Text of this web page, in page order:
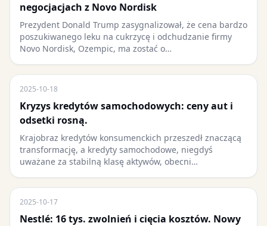
negocjacjach z Novo Nordisk
Prezydent Donald Trump zasygnalizował, że cena bardzo
poszukiwanego leku na cukrzycę i odchudzanie firmy
Novo Nordisk, Ozempic, ma zostać o…
2025-10-18
Kryzys kredytów samochodowych: ceny aut i
odsetki rosną.
Krajobraz kredytów konsumenckich przeszedł znaczącą
transformację, a kredyty samochodowe, niegdyś
uważane za stabilną klasę aktywów, obecni…
2025-10-17
Nestlé: 16 tys. zwolnień i cięcia kosztów. Nowy